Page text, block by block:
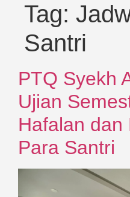
Tag:
Santri
PTQ Syekh
Ujian
Hafalan dan
Para Santri